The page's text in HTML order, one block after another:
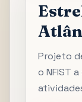
Projeto
o NFIST